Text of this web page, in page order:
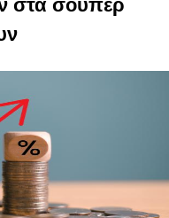
στα σούπερ